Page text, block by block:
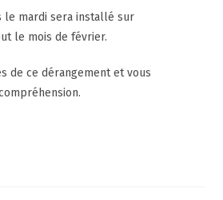
le mardi sera installé sur
le mois de février.
de ce dérangement et vous